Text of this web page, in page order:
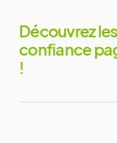
Découvrez
confiance
!